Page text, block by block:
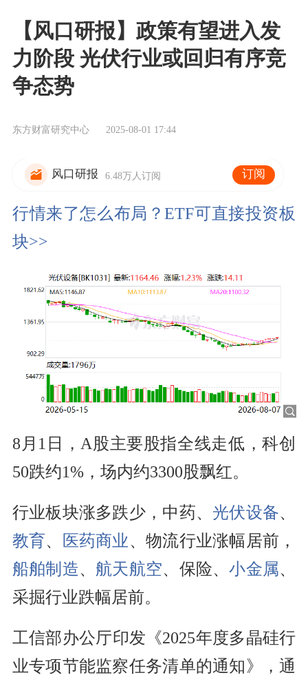
【风口研报】政策有望进入发
力阶段 光伏行业或回归有序竞
争态势
东方财富研究中心 2025-08-01 17:44
风口研报 6.48万人订阅 订阅
行情来了怎么布局？ETF可直接投资板
块>>
8月1日，A股主要股指全线走低，科创
50跌约1%，场内约3300股飘红。
行业板块涨多跌少，中药、 光伏设备、
教育、 医药商业、物流行业涨幅居前，
船舶制造、 航天航空、保险、小金属、
采掘行业跌幅居前。
工信部办公厅印发《2025年度多晶硅行
业专项节能监察任务清单的通知》，通